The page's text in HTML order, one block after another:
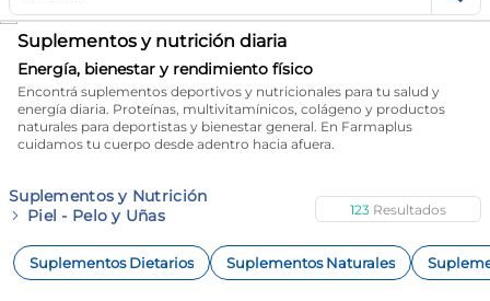
Suplementos y nutrición diaria
Energía, bienestar y rendimiento físico
Encontrá suplementos deportivos y nutricionales para tu salud y
energía diaria. Proteínas, multivitamínicos, colágeno y productos
naturales para deportistas y bienestar general. En Farmaplus
cuidamos tu cuerpo desde adentro hacia afuera.
Suplementos y Nutrición
Piel - Pelo y Uñas
123
Suplementos Dietarios Suplementos Naturales
1.
mela b3
2
cerave limpieza
3.
creatina
4.
loreal
6.
proteina
7.
ibuprofeno